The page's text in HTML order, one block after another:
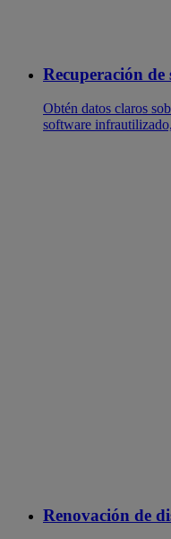
Recuperación de
Obtén datos claros
software
Renovación de